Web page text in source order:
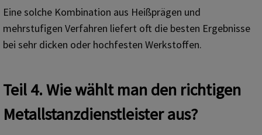
Eine solche Kombination aus Heißprägen und
mehrstufigen Verfahren liefert oft die besten Ergebnisse
bei sehr dicken oder hochfesten Werkstoffen.
Teil 4. Wie wählt man den richtigen
Metallstanzdienstleister aus?